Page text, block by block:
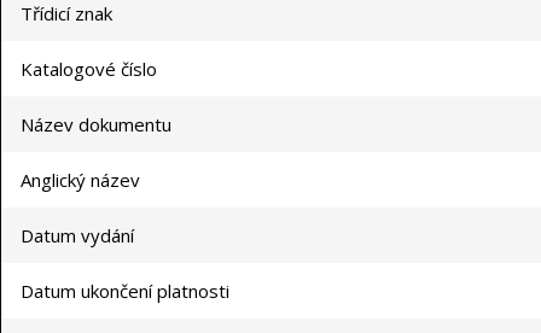
Třídicí znak
Katalogové číslo
Název dokumentu
Anglický název
Datum vydání
Datum ukončení platnosti